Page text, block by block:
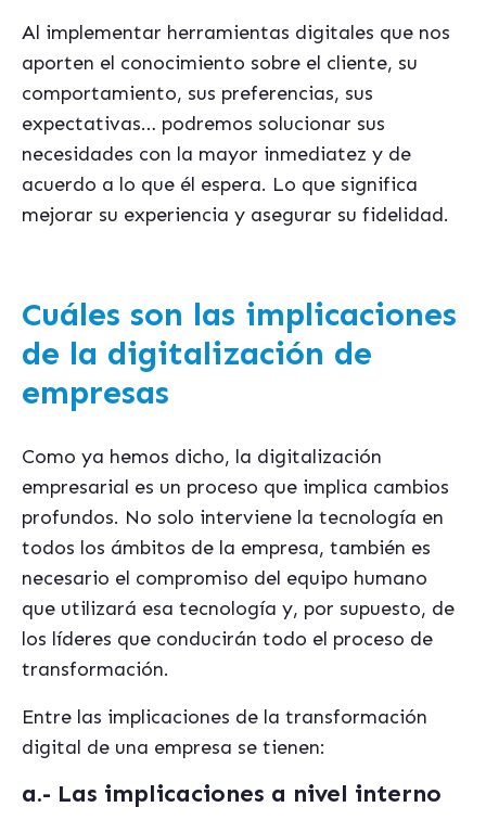
Al implementar herramientas digitales que nos
aporten el conocimiento sobre el cliente, su
comportamiento, sus preferencias, sus
expectativas… podremos solucionar sus
necesidades con la mayor inmediatez y de
acuerdo a lo que él espera. Lo que significa
mejorar su experiencia y asegurar su fidelidad.
Cuáles son las implicaciones
de la digitalización de
empresas
Como ya hemos dicho, la digitalización
empresarial es un proceso que implica cambios
profundos. No solo interviene la tecnología en
todos los ámbitos de la empresa, también es
necesario el compromiso del equipo humano
que utilizará esa tecnología y, por supuesto, de
los líderes que conducirán todo el proceso de
transformación.
Entre las implicaciones de la transformación
digital de una empresa se tienen:
a.- Las implicaciones a nivel interno